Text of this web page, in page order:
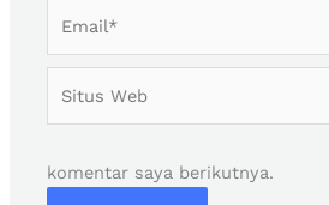
Web
komentar saya berikutnya.